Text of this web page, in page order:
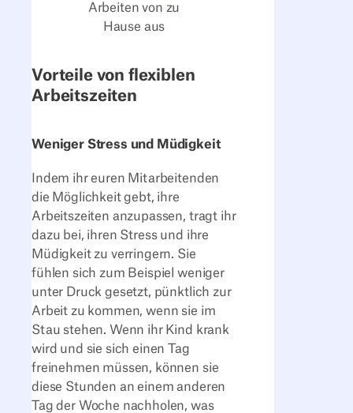
Arbeiten von zu
Hause aus
Vorteile von flexiblen
Arbeitszeiten
Weniger Stress und Müdigkeit
Indem ihr euren Mitarbeitenden
die Möglichkeit gebt, ihre
Arbeitszeiten anzupassen, tragt ihr
dazu bei, ihren Stress und ihre
Müdigkeit zu verringern. Sie
fühlen sich zum Beispiel weniger
unter Druck gesetzt, pünktlich zur
Arbeit zu kommen, wenn sie im
Stau stehen. Wenn ihr Kind krank
wird und sie sich einen Tag
freinehmen müssen, können sie
diese Stunden an einem anderen
Tag der Woche nachholen, was